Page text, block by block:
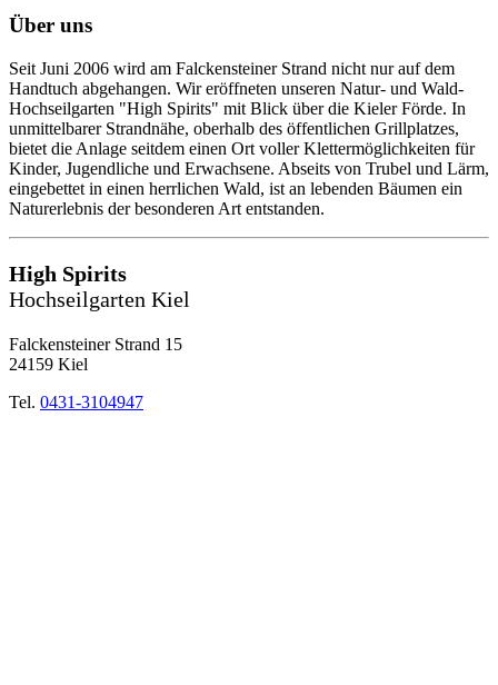
Über uns
Seit Juni 2006 wird am Falckensteiner Strand nicht nur auf dem
Handtuch abgehangen. Wir eröffneten unseren Natur- und Wald-
Hochseilgarten "High Spirits" mit Blick über die Kieler Förde. In
unmittelbarer Strandnähe, oberhalb des öffentlichen Grillplatzes,
bietet die Anlage seitdem einen Ort voller Klettermöglichkeiten für
Kinder, Jugendliche und Erwachsene. Abseits von Trubel und Lärm,
eingebettet in einen herrlichen Wald, ist an lebenden Bäumen ein
Naturerlebnis der besonderen Art entstanden.
High Spirits
Hochseilgarten Kiel
Falckensteiner Strand 15
24159 Kiel
Tel. 0431-3104947